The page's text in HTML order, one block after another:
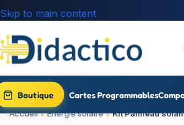
Skip to main content
Boutique Cartes Programmables
Accueil Energie solaire Kit Panneau